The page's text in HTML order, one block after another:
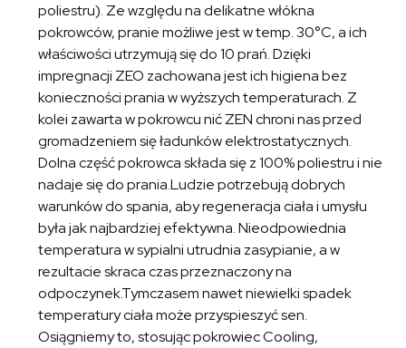
poliestru). Ze względu na delikatne włókna
pokrowców, pranie możliwe jest w temp. 30°C, a ich
właściwości utrzymują się do 10 prań. Dzięki
impregnacji ZEO zachowana jest ich higiena bez
konieczności prania w wyższych temperaturach. Z
kolei zawarta w pokrowcu nić ZEN chroni nas przed
gromadzeniem się ładunków elektrostatycznych.
Dolna część pokrowca składa się z 100% poliestru i nie
nadaje się do prania.Ludzie potrzebują dobrych
warunków do spania, aby regeneracja ciała i umysłu
była jak najbardziej efektywna. Nieodpowiednia
temperatura w sypialni utrudnia zasypianie, a w
rezultacie skraca czas przeznaczony na
odpoczynek.Tymczasem nawet niewielki spadek
temperatury ciała może przyspieszyć sen.
Osiągniemy to, stosując pokrowiec Cooling,